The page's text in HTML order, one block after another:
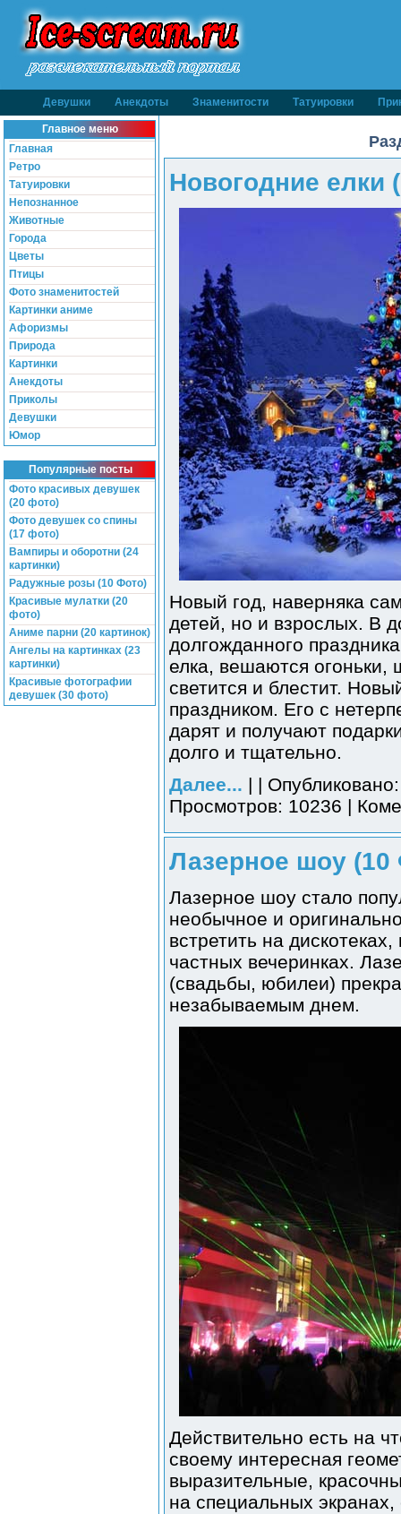
Девушки Анекдоты Знаменитости Татуировки
Главное меню
Главная
Ретро
Татуировки
Непознанное
Животные
Города
Цветы
Птицы
Фото знаменитостей
Картинки аниме
Афоризмы
Природа
Картинки
Анекдоты
Приколы
Девушки
Юмор
Популярные посты
Фото красивых девушек
(20 фото)
Фото девушек со спины
(17 фото)
Вампиры и оборотни (24
картинки)
Радужные розы (10 Фото)
Красивые мулатки (20
фото)
Аниме парни (20 картинок)
Ангелы на картинках (23
картинки)
Красивые фотографии
девушек (30 фото)
Новогодние елки
Новый год, наверняка
детей, но и взрослых. В
долгожданного
елка, вешаются огоньки,
светится и блестит.
праздником. Его с
дарят и получают
долго и тщательно.
Далее... | |
Просмотров: 10236 |
Лазерное шоу (10
Лазерное шоу стало
необычное и
встретить на
частных вечеринках.
(свадьбы, юбилеи)
незабываемым днем.
Действительно есть на
своему интересная
выразительные,
на специальных